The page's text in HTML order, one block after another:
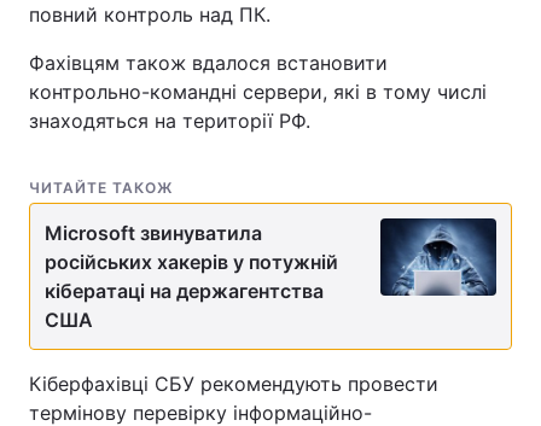
повний контроль над ПК.
Фахівцям також вдалося встановити
контрольно-командні сервери, які в тому числі
знаходяться на території РФ.
ЧИТАЙТЕ ТАКОЖ
Microsoft звинуватила
російських хакерів у потужній
кібератаці на держагентства
США
Кіберфахівці СБУ рекомендують провести
термінову перевірку інформаційно-